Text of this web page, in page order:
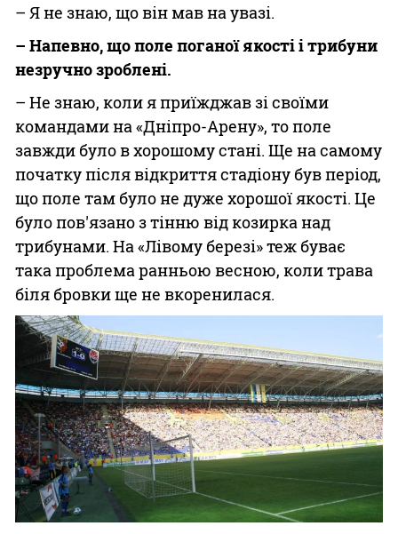
– Я не знаю, що він мав на увазі.
– Напевно, що поле поганої якості і трибуни
незручно зроблені.
– Не знаю, коли я приїжджав зі своїми
командами на «Дніпро-Арену», то поле
завжди було в хорошому стані. Ще на самому
початку після відкриття стадіону був період,
що поле там було не дуже хорошої якості. Це
було пов'язано з тінню від козирка над
трибунами. На «Лівому березі» теж буває
така проблема ранньою весною, коли трава
біля бровки ще не вкоренилася.